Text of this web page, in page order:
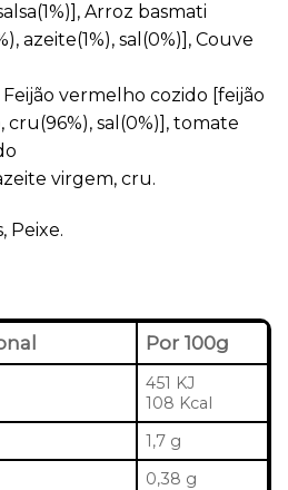
Arroz basmati
azeite(1%), sal(0%)], Couve
Feijão vermelho cozido [feijão
sal(0%)], tomate
virgem, cru.
Peixe.
Por 100g
451 KJ
108 Kcal
1,7 g
0,38 g